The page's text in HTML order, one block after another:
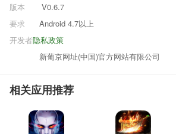
版本
V0.6.7
要求
Android 4.7以上
隐私政策
开发者
新葡京网址(中国)官方网站有限公司
相关应用推荐